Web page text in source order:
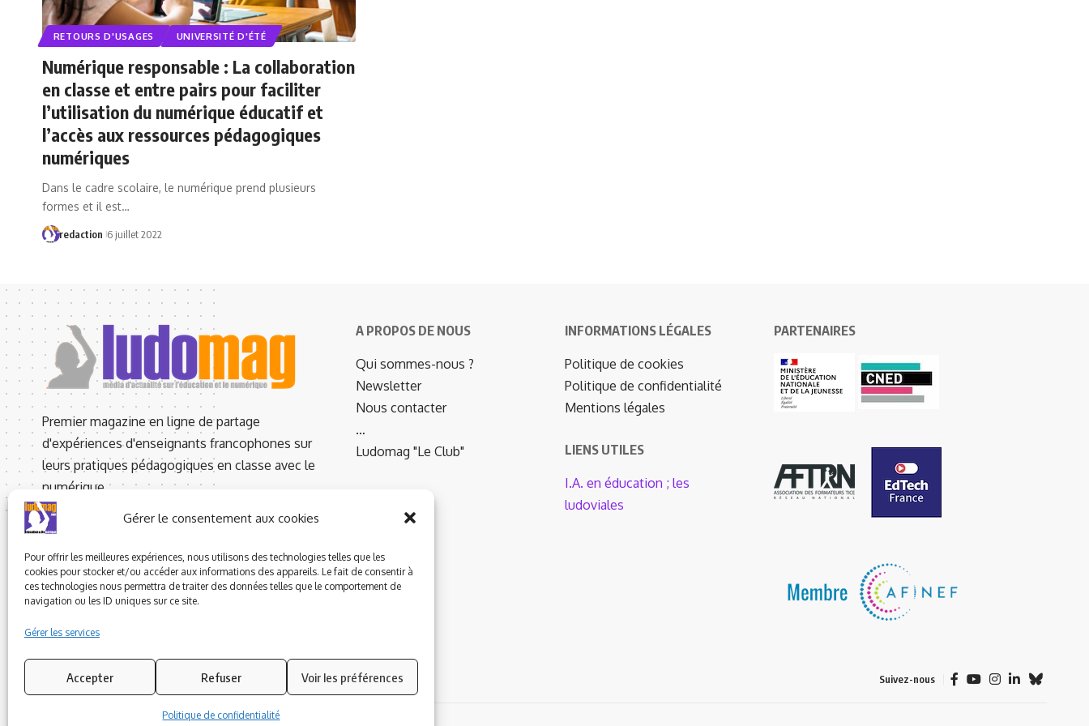
Gérer le consentement aux cookies
Pour offrir les meilleures expériences, nous utilisons des technologies telles que les
cookies pour stocker et/ou accéder aux informations des appareils. Le fait de consentir à
ces technologies nous permettra de traiter des données telles que le comportement de
navigation ou les ID uniques sur ce site.
Gérer les services
Accepter Refuser Voir les préférences
Politique de confidentialité
RETOURS D'USAGES UNIVERSITÉ D'ÉTÉ
Numérique responsable : La collaboration
en classe et entre pairs pour faciliter
l’utilisation du numérique éducatif et
l’accès aux ressources pédagogiques
numériques
Dans le cadre scolaire, le numérique prend plusieurs
formes et il est…
redaction 6 juillet 2022
Premier magazine en ligne de partage
d'expériences d'enseignants francophones sur
leurs pratiques pédagogiques en classe avec le
numérique.
SPL - N° CPPAP : 0523 W 93101
2 Bis A Rue de la Coume d’Or,
66760 LATOUR DE CAROL - FRANCE
Rédaction : +33 01.83.62.94.53
A PROPOS DE NOUS
Qui sommes-nous ?
Newsletter
Nous contacter
…
Ludomag "Le Club"
INFORMATIONS LÉGALES
Politique de cookies
Politique de confidentialité
Mentions légales
LIENS UTILES
I.A. en éducation ; les
ludoviales
PARTENAIRES
Suivez-nous